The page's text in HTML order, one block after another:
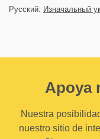
Русский: Изначальный
Apoya
Nuestra
nuestro sitio de